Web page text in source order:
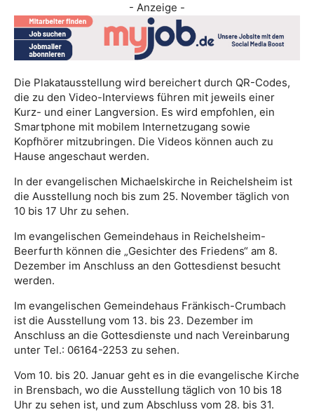
- Anzeige -
Die Plakatausstellung wird bereichert durch QR-Codes,
die zu den Video-Interviews führen mit jeweils einer
Kurz- und einer Langversion. Es wird empfohlen, ein
Smartphone mit mobilem Internetzugang sowie
Kopfhörer mitzubringen. Die Videos können auch zu
Hause angeschaut werden.
In der evangelischen Michaelskirche in Reichelsheim ist
die Ausstellung noch bis zum 25. November täglich von
10 bis 17 Uhr zu sehen.
Im evangelischen Gemeindehaus in Reichelsheim-
Beerfurth können die „Gesichter des Friedens“ am 8.
Dezember im Anschluss an den Gottesdienst besucht
werden.
Im evangelischen Gemeindehaus Fränkisch-Crumbach
ist die Ausstellung vom 13. bis 23. Dezember im
Anschluss an die Gottesdienste und nach Vereinbarung
unter Tel.: 06164-2253 zu sehen.
Vom 10. bis 20. Januar geht es in die evangelische Kirche
in Brensbach, wo die Ausstellung täglich von 10 bis 18
Uhr zu sehen ist, und zum Abschluss vom 28. bis 31.